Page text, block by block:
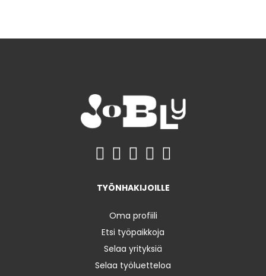
TYÖNHAKIJOILLE
Oma profiili
Etsi työpaikkoja
Selaa yrityksiä
Selaa työluetteloa